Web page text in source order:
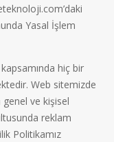
Yasal İşlem
hiç bir
Web sitemizde
ve kişisel
reklam
Politikamız